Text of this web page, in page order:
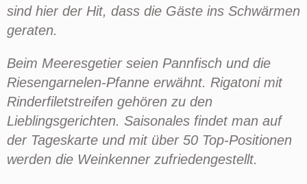
sind hier der Hit, dass die Gäste ins Schwärmen
geraten.
Beim Meeresgetier seien Pannfisch und die
Riesengarnelen-Pfanne erwähnt. Rigatoni mit
Rinderfiletstreifen gehören zu den
Lieblingsgerichten. Saisonales findet man auf
der Tageskarte und mit über 50 Top-Positionen
werden die Weinkenner zufriedengestellt.